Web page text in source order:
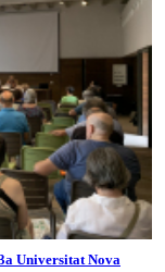
Universitat Nova